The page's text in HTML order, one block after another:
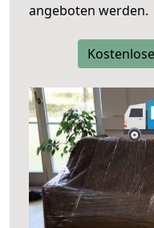
angeboten werden.